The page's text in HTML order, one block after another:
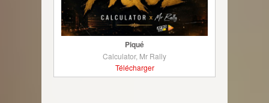
Piqué
Calculator, Mr Rally
Télécharger